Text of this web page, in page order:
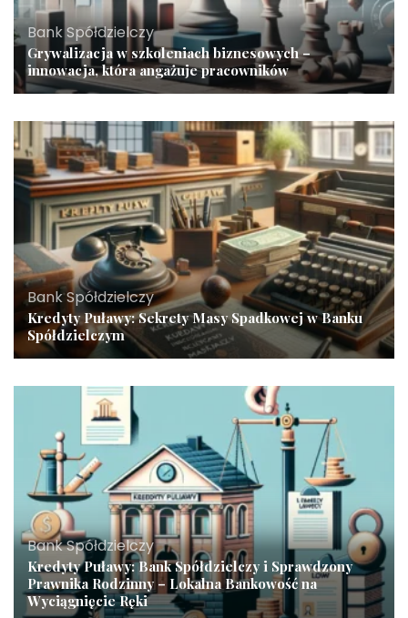
Bank Spółdzielczy
Grywalizacja w szkoleniach biznesowych –
innowacja, która angażuje pracowników
Bank Spółdzielczy
Kredyty Puławy: Sekrety Masy Spadkowej w Banku
Spółdzielczym
Bank Spółdzielczy
Kredyty Puławy: Bank Spółdzielczy i Sprawdzony
Prawnika Rodzinny – Lokalna Bankowość na
Wyciągnięcie Ręki